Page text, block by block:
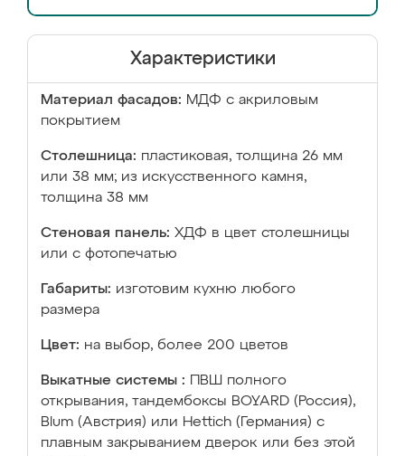
Характеристики
Материал фасадов: МДФ с акриловым
покрытием
Столешница: пластиковая, толщина 26 мм
или 38 мм; из искусственного камня,
толщина 38 мм
Стеновая панель: ХДФ в цвет столешницы
или с фотопечатью
Габариты: изготовим кухню любого
размера
Цвет: на выбор, более 200 цветов
Выкатные системы :
ПВШ полного
открывания, тандембоксы BOYARD (Россия),
Blum (Австрия) или Hettich (Германия) с
плавным закрыванием дверок или без этой